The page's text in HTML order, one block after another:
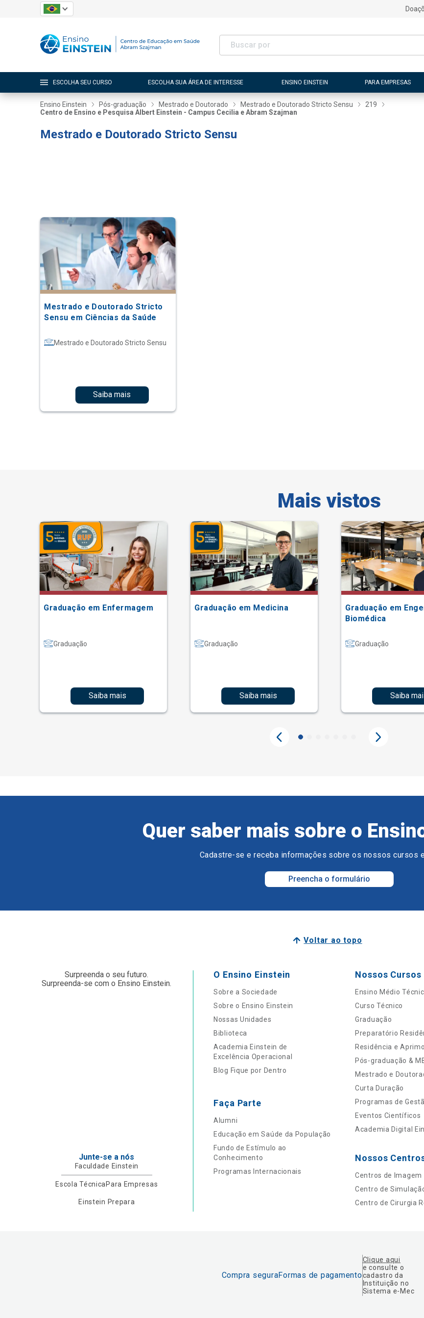
ESCOLHA SEU CURSO ESCOLHA SUA ÁREA DE INTERESSE ENSINO EINSTEIN PARA EMPRESAS
Ensino Einstein Pós-graduação Mestrado e Doutorado Mestrado e Doutorado Stricto Sensu
219
Centro de Ensino e Pesquisa Albert Einstein - Campus Cecilia e Abram Szajman
Mestrado e Doutorado Stricto Sensu
Mestrado e Doutorado Stricto
Sensu em Ciências da Saúde
Mestrado e Doutorado Stricto Sensu
Saiba mais
Mais vistos
Graduação em Enfermagem
Graduação
Saiba mais
Graduação em Medicina
Graduação
Saiba mais
Graduação em
Biomédica
Graduação
Saiba
Quer saber mais sobre o
Cadastre-se e receba informações sobre os nossos cursos
Preencha o formulário
Voltar ao topo
Surpreenda o seu futuro.
Surpreenda-se com o Ensino Einstein.
Junte-se a nós
Faculdade Einstein
Escola Técnica Para Empresas
Einstein Prepara
O Ensino Einstein
Sobre a Sociedade
Sobre o Ensino Einstein
Nossas Unidades
Biblioteca
Academia Einstein de
Excelência Operacional
Blog Fique por Dentro
Faça Parte
Alumni
Educação em Saúde da População
Fundo de Estímulo ao
Conhecimento
Programas Internacionais
Nossos Cursos
Ensino Médio
Curso Técnico
Graduação
Preparatório
Residência e
Pós-graduação &
Mestrado e
Curta Duração
Programas de
Eventos Científicos
Academia Digital
Nossos
Centros de Imagem
Centro de
Centro de Cirurgia
Compra seguraFormas de pagamento
Clique aqui
e consulte o
cadastro da
Instituição no
Sistema e-Mec